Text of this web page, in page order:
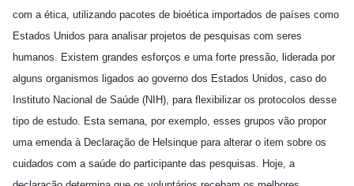
com a ética, utilizando pacotes de bioética importados de países como
Estados Unidos para analisar projetos de pesquisas com seres
humanos. Existem grandes esforços e uma forte pressão, liderada por
alguns organismos ligados ao governo dos Estados Unidos, caso do
Instituto Nacional de Saúde (NIH), para flexibilizar os protocolos desse
tipo de estudo. Esta semana, por exemplo, esses grupos vão propor
uma emenda à Declaração de Helsinque para alterar o item sobre os
cuidados com a saúde do participante das pesquisas. Hoje, a